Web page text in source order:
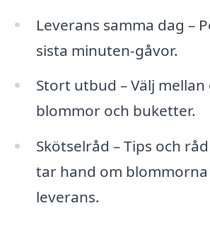
Leverans samma dag –
sista minuten-gåvor.
Stort utbud – Välj mellan
blommor och buketter.
Skötselråd – Tips och
tar hand om
leverans.